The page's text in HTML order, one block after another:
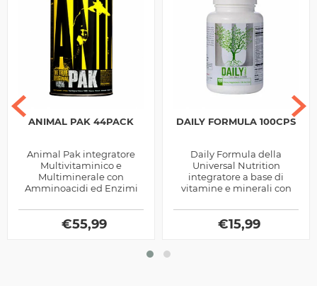
ANIMAL PAK 44PACK
Animal Pak integratore
Multivitaminico e
Multiminerale con
Amminoacidi ed Enzimi
Universal Nutrition, ottimo
per chi pratica sport
€55,99
DAILY FORMULA 100CPS
Daily Formula della
Universal Nutrition
integratore a base di
vitamine e minerali con
vegetali, utile per favorire i
numerosi processi...
€15,99